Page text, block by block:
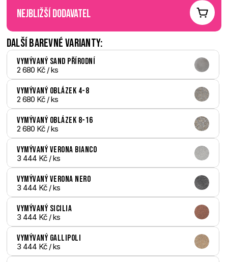
nejbližší dodavatel
Další barevné varianty:
Vymývaný Sand přírodní
2 680 Kč / ks
Vymývaný Oblázek 4-8
2 680 Kč / ks
Vymývaný Oblázek 8-16
2 680 Kč / ks
Vymývaný Verona bianco
3 444 Kč / ks
Vymývaný Verona nero
3 444 Kč / ks
Vymývaný Sicilia
3 444 Kč / ks
Vymývaný Gallipoli
3 444 Kč / ks